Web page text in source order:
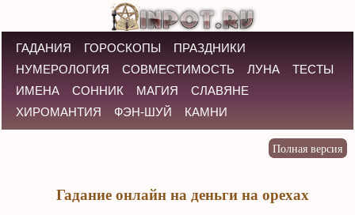
ГАДАНИЯ ГОРОСКОПЫ
ПРАЗДНИКИ
НУМЕРОЛОГИЯ
СОВМЕСТИМОСТЬ ЛУНА
ТЕСТЫ
ИМЕНА
СОННИК МАГИЯ
СЛАВЯНЕ
ХИРОМАНТИЯ
ФЭН-ШУЙ КАМНИ
Гадание онлайн на деньги на орехах